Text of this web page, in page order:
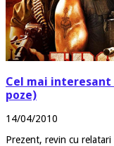
Cel mai
poze)
14/04/2010
Prezent, revin cu relatari